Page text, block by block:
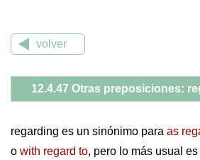
volver
12.4.47 Otras preposiciones:
regarding es un sinónimo para as
o with regard to, pero lo más usual es